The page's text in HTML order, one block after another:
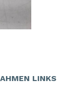
LINKS